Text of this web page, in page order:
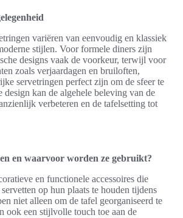
variëren van eenvoudig en klassiek
stijlen. Voor formele diners zijn
designs vaak de voorkeur, terwijl voor
zoals verjaardagen en bruiloften,
servetringen perfect zijn om de sfeer te
design kan de algehele beleving van de
verbeteren en de tafelsetting tot
en waarvoor worden ze gebruikt?
en functionele accessoires die
op hun plaats te houden tijdens
niet alleen om de tafel georganiseerd te
ook een stijlvolle touch toe aan de